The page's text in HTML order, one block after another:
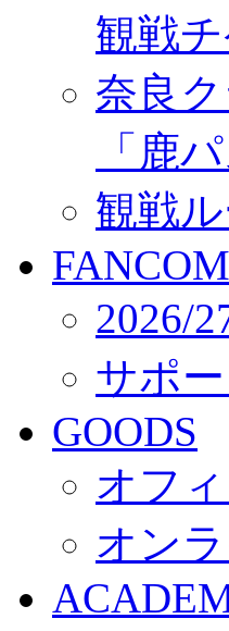
観戦
奈良
「鹿
観戦
2026/
サポ
GOODS
オフ
オン